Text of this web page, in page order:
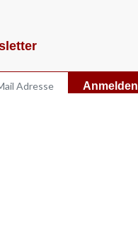
Anmelden